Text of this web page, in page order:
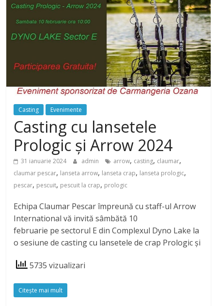
Casting Evenimente
Casting cu lansetele
Prologic și Arrow 2024
31 ianuarie 2024 admin arrow, casting, claumar,
claumar pescar, lanseta arrow, lanseta crap, lanseta prologic,
pescar, pescuit, pescuit la crap, prologic
Echipa Claumar Pescar împreună cu staff-ul Arrow
International vă invită sâmbătă 10
februarie pe sectorul E din Complexul Dyno Lake la
o sesiune de casting cu lansetele de crap Prologic și
5735 vizualizari
Citeşte mai mult